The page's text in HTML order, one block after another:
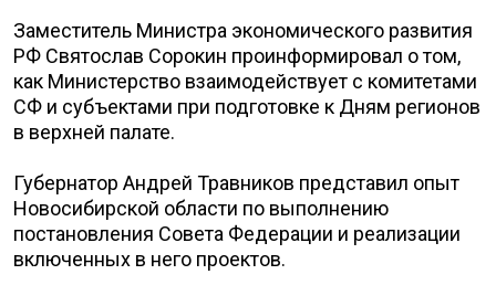
Заместитель Министра экономического развития
РФ Святослав Сорокин проинформировал о том,
как Министерство взаимодействует с комитетами
СФ и субъектами при подготовке к Дням регионов
в верхней палате.
Губернатор Андрей Травников представил опыт
Новосибирской области по выполнению
постановления Совета Федерации и реализации
включенных в него проектов.